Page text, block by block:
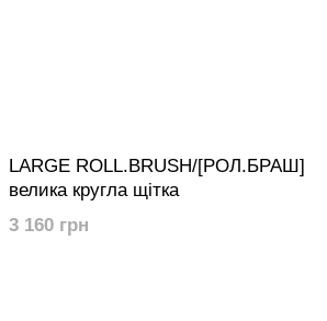
LARGE ROLL.BRUSH/[РОЛ.БРАШ]
велика кругла щітка
3 160 грн